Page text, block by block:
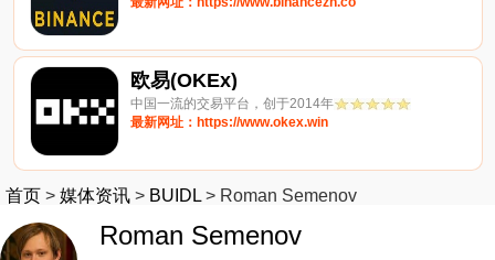
欧易(OKEx)
中国一流的交易平台，创于2014年
最新网址：https://www.okex.win
首页 > 媒体资讯 > BUIDL > Roman Semenov
Roman Semenov